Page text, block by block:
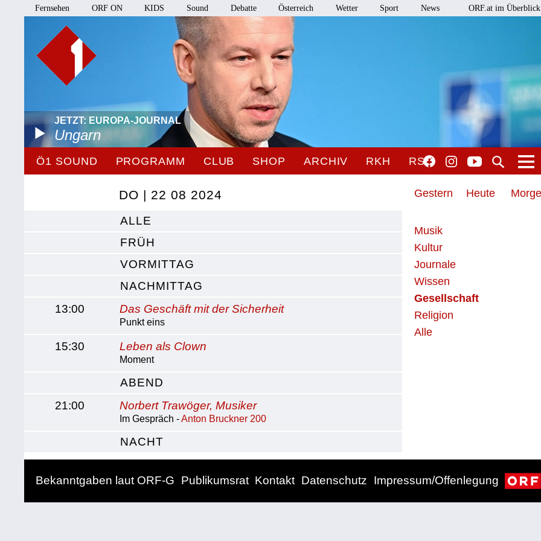
Fernsehen ORF ON KIDS Sound Debatte Österreich Wetter Sport News ORF.at im Überblick
JETZT: EUROPA-JOURNAL
Ungarn
Ö1 SOUND PROGRAMM CLUB SHOP ARCHIV RKH RSO
Gestern Heute
Musik
Kultur
Journale
Wissen
Gesellschaft
Religion
Alle
DO | 22 08 2024
ALLE
FRÜH
VORMITTAG
NACHMITTAG
13:00
Das Geschäft mit der Sicherheit
Punkt eins
15:30 Leben als Clown
Moment
ABEND
21:00
Norbert Trawöger, Musiker
Im Gespräch -Anton Bruckner 200
NACHT
Bekanntgaben laut ORF-G Publikumsrat Kontakt Datenschutz Impressum/Offenlegung